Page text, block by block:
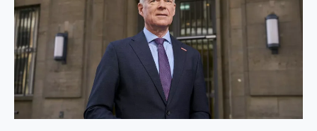
Berufskraftfahrer